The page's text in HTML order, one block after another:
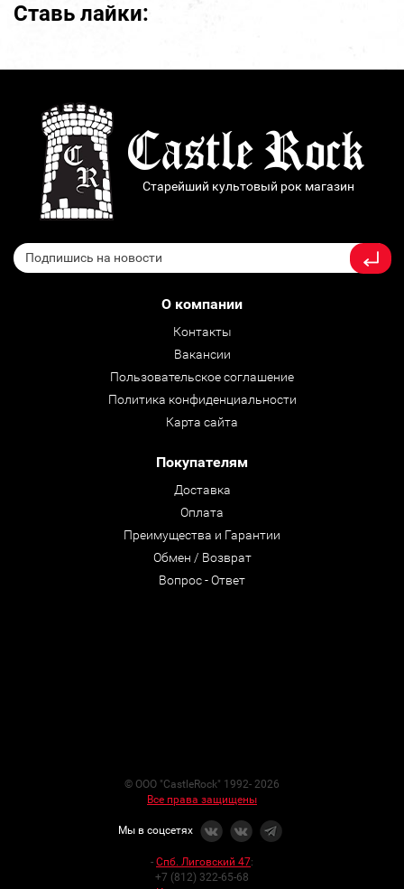
Ставь лайки:
Старейший культовый рок магазин
О компании
Контакты
Вакансии
Пользовательское соглашение
Политика конфиденциальности
Карта сайта
Покупателям
Доставка
Оплата
Преимущества и Гарантии
Обмен / Возврат
Вопрос - Ответ
© ООО "CastleRock" 1992- 2026
Все права защищены
Мы в соцсетях
- Спб. Лиговский 47:
+7 (812) 322-65-68